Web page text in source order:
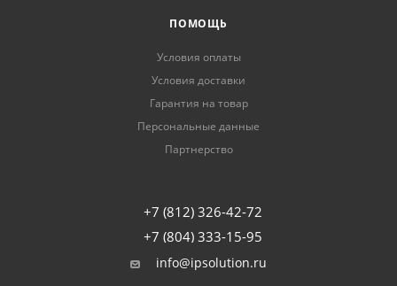
ПОМОЩЬ
Условия оплаты
Условия доставки
Гарантия на товар
Персональные данные
Партнерство
+7 (812) 326-42-72
+7 (804) 333-15-95
info@ipsolution.ru